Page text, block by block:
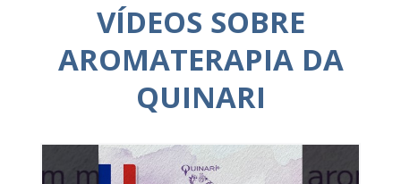
VÍDEOS SOBRE
AROMATERAPIA DA
QUINARI